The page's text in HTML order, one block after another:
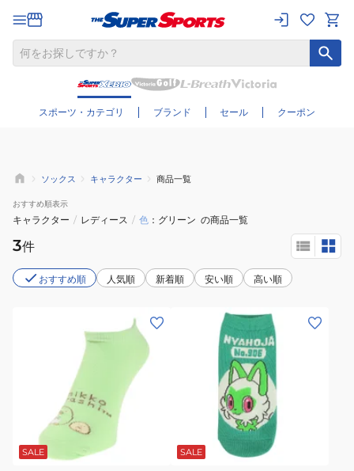
スポーツ・カテゴリ ブランド セール クーポン
さらに絞り込む
ソックス キャラクター 商品一覧
おすすめ順表示
キャラクター / レディース / 色 グリーン の商品一覧
3件
おすすめ順 人気順 新着順 安い順 高い順
SALE SALE